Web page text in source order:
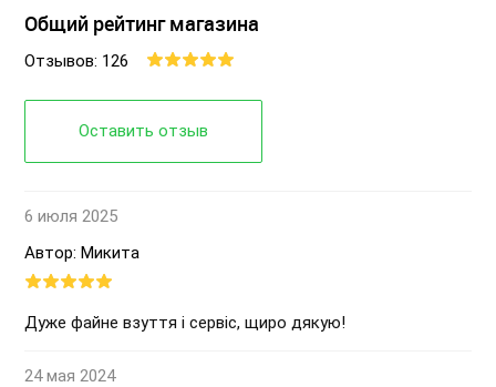
Общий рейтинг магазина
Отзывов: 126
Оставить отзыв
6 июля 2025
Автор: Микита
Дуже файне взуття і сервіс, щиро дякую!
24 мая 2024